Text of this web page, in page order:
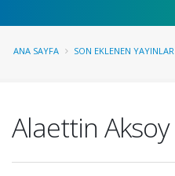
ANA SAYFA SON EKLENEN YAYINLAR
Alaettin Aksoy